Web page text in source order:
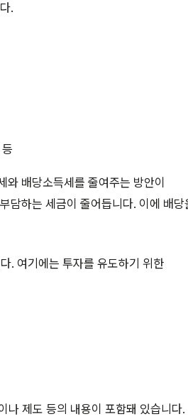
.
배당소득세를 줄여주는 방안이
담하는 세금이 줄어듭니다. 이에 배당
. 여기에는 투자를 유도하기 위한
나 제도 등의 내용이 포함돼 있습니다.